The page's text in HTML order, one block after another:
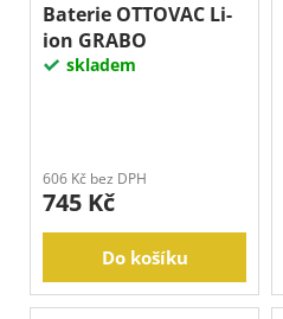
Baterie OTTOVAC Li-
ion GRABO
skladem
606 Kč bez DPH
745 Kč
Do košíku